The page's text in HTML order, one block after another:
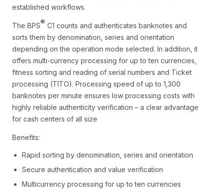
established workflows.
The BPS® C1 counts and authenticates banknotes and
sorts them by denomination, series and orientation
depending on the operation mode selected. In addition, it
offers multi-currency processing for up to ten currencies,
fitness sorting and reading of serial numbers and Ticket
processing (TITO). Processing speed of up to 1,300
banknotes per minute ensures low processing costs with
highly reliable authenticity verification – a clear advantage
for cash centers of all size
Benefits:
Rapid sorting by denomination, series and orientation
Secure authentication and value verification
Multicurrency processing for up to ten currencies